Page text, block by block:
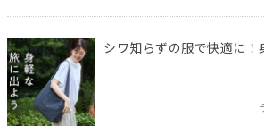
シワ知らずの服で快適に！